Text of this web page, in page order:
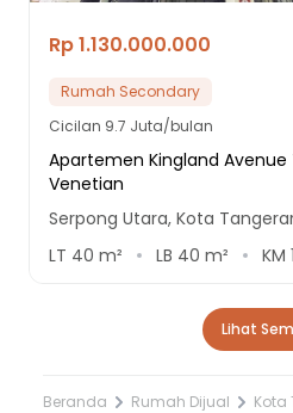
Rp 1.130.000.000
Rumah Secondary
Cicilan 9.7 Juta/bulan
Apartemen Kingland Avenue
Venetian
Serpong Utara, Kota
LT 40 m² LB 40 m² KM 1
Lihat
Beranda Rumah Dijual